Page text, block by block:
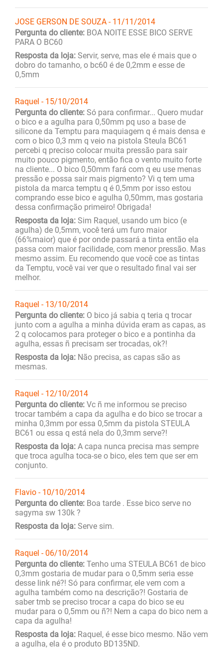
JOSE GERSON DE SOUZA - 11/11/2014
Pergunta do cliente: BOA NOITE ESSE BICO SERVE
PARA O BC60
Resposta da loja: Servir, serve, mas ele é mais que o
dobro do tamanho, o bc60 é de 0,2mm e esse de
0,5mm
Raquel - 15/10/2014
Pergunta do cliente: Só para confirmar... Quero mudar
o bico e a agulha para 0,50mm pq uso a base de
silicone da Temptu para maquiagem q é mais densa e
com o bico 0,3 mm q veio na pistola Steula BC61
percebi q preciso colocar muita pressão para sair
muito pouco pigmento, então fica o vento muito forte
na cliente... O bico 0,50mm fará com q eu use menas
pressão e possa sair mais pigmento? Vi q tem uma
pistola da marca temptu q é 0,5mm por isso estou
comprando esse bico e agulha 0,50mm, mas gostaria
dessa confirmação primeiro! Obrigada!
Resposta da loja: Sim Raquel, usando um bico (e
agulha) de 0,5mm, você terá um furo maior
(66%maior) que é por onde passará a tinta então ela
passa com maior facilidade, com menor pressão. Mas
mesmo assim. Eu recomendo que você coe as tintas
da Temptu, você vai ver que o resultado final vai ser
melhor.
Raquel - 13/10/2014
Pergunta do cliente: O bico já sabia q teria q trocar
junto com a agulha a minha dúvida eram as capas, as
2 q colocamos para proteger o bico e a pontinha da
agulha, essas ñ precisam ser trocadas, ok?!
Resposta da loja: Não precisa, as capas são as
mesmas.
Raquel - 12/10/2014
Pergunta do cliente: Vc ñ me informou se preciso
trocar também a capa da agulha e do bico se trocar a
minha 0,3mm por essa 0,5mm da pistola STEULA
BC61 ou essa q está nela do 0,3mm serve?!
Resposta da loja: A capa nunca precisa mas sempre
que troca agulha toca-se o bico, eles tem que ser em
conjunto.
Flavio - 10/10/2014
Pergunta do cliente: Boa tarde . Esse bico serve no
sagyma sw 130k ?
Resposta da loja: Serve sim.
Raquel - 06/10/2014
Pergunta do cliente: Tenho uma STEULA BC61 de bico
0,3mm gostaria de mudar para o 0,5mm seria esse
desse link né?! Só para confirmar, ele vem com a
agulha também como na descrição?! Gostaria de
saber tmb se preciso trocar a capa do bico se eu
mudar para o 0,5mm ou ñ?! Nem a capa do bico nem a
capa da agulha!
Resposta da loja: Raquel, é esse bico mesmo. Não vem
a agulha, ela é o produto BD135ND.